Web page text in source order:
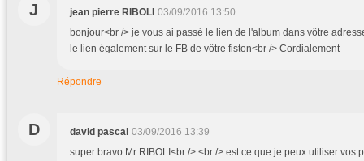
J jean pierre RIBOLI 03/09/2016 13:50
bonjour<br /> je vous ai passé le lien de l'album dans vôtre
le lien également sur le FB de vôtre fiston<br /> Cordialement
Répondre
D david pascal 03/09/2016 13:39
super bravo Mr RIBOLI<br /> <br /> est ce que je peux utiliser vos